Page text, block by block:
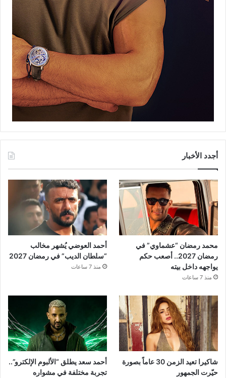
أجدد الأخبار
محمد رمضان “عشماوي” في
رمضان 2027.. أصعب حكم
يواجهه داخل بيته
منذ 7 ساعات
أحمد العوضي يُشهر مخالب
“سلطان الديب” في رمضان 2027
منذ 7 ساعات
شاكيرا تعيد الزمن 30 عاماً بصورة
حيّرت الجمهور
أحمد سعد يطلق “الألبوم الإلكترو”..
تجربة مختلفة في مشواره